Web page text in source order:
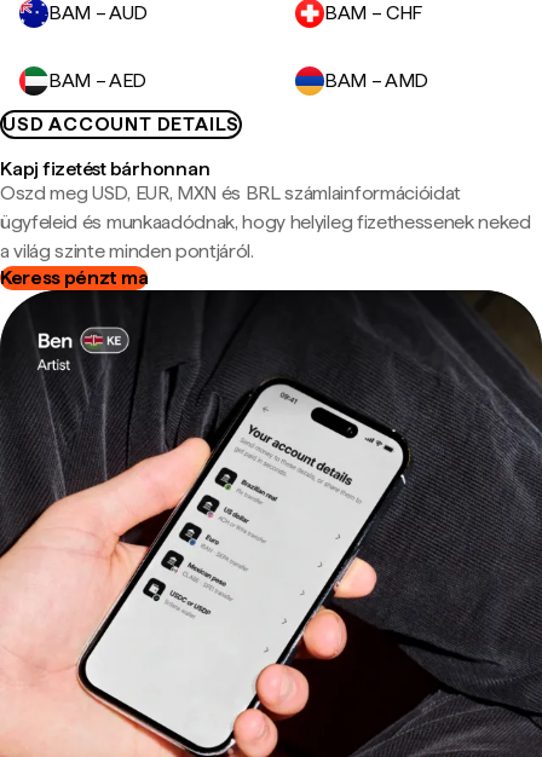
BAM – AUD BAM – CHF
BAM – AED
BAM – AMD
USD ACCOUNT DETAILS
Kapj fizetést bárhonnan
Oszd meg USD, EUR, MXN és BRL számlainformációidat
ügyfeleid és munkaadódnak, hogy helyileg fizethessenek neked
a világ szinte minden pontjáról.
Keress pénzt ma